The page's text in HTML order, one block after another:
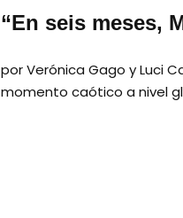
“En seis meses,
por Verónica Gago y Luci
momento caótico a nivel